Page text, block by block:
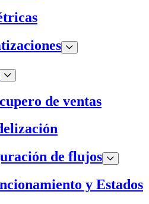
de ventas
de flujos
y Estados